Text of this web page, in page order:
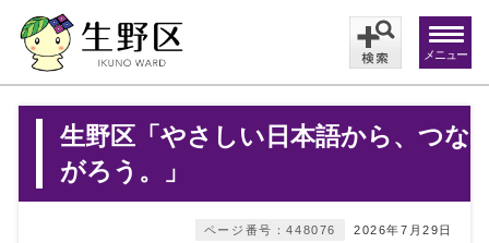
メニュー
生野区「やさしい日本語から、つな
がろう。」
2026年7月29日
ページ番号：448076